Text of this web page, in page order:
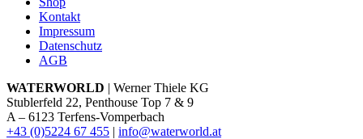
Kontakt
Impressum
Datenschutz
AGB
WATERWORLD | Werner Thiele KG
Stublerfeld 22, Penthouse Top 7 & 9
A – 6123 Terfens-Vomperbach
+43 (0)5224 67 455 | info@waterworld.at